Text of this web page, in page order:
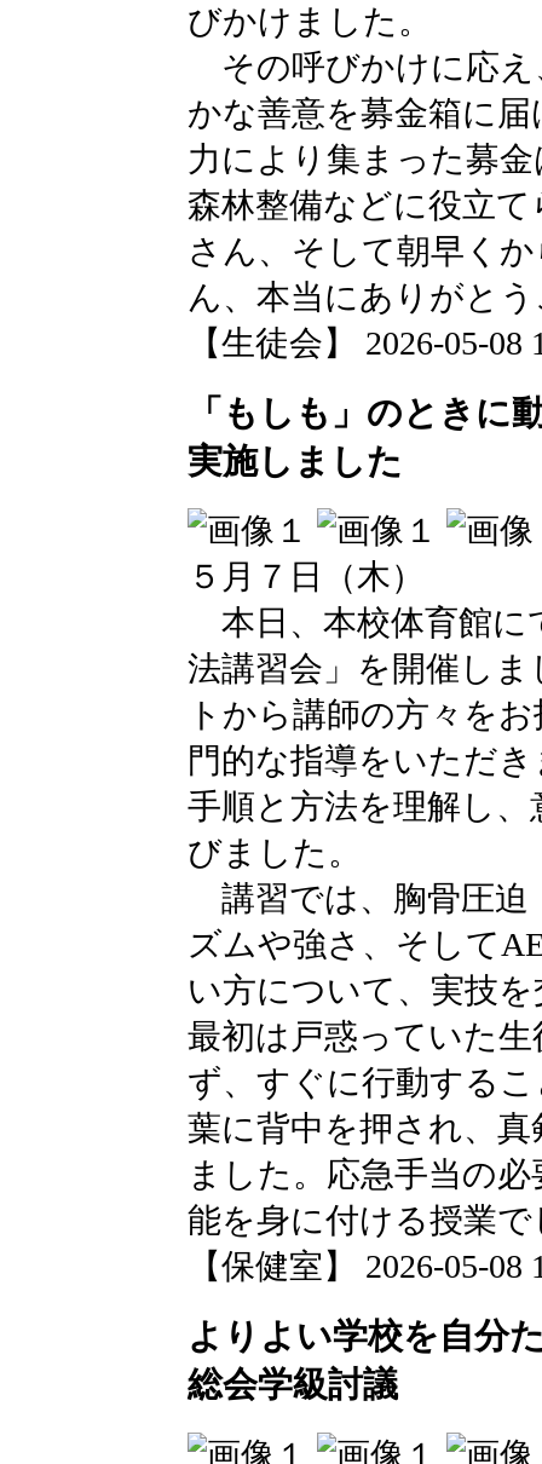
びかけました。
その呼びかけに応え
かな善意を募金箱に
力により集まった募
森林整備などに役立
さん、そして朝早く
ん、本当にありがと
【生徒会】 2026-05-08
「もしも」のときに
実施しました
５月７日（木）
本日、本校体育館に
法講習会」を開催しま
トから講師の方々を
門的な指導をいただ
手順と方法を理解し
びました。
講習では、胸骨圧迫
ズムや強さ、そして
い方について、実技
最初は戸惑っていた
ず、すぐに行動する
葉に背中を押され、
ました。応急手当の
能を身に付ける授業で
【保健室】 2026-05-08
よりよい学校を自分
総会学級討議